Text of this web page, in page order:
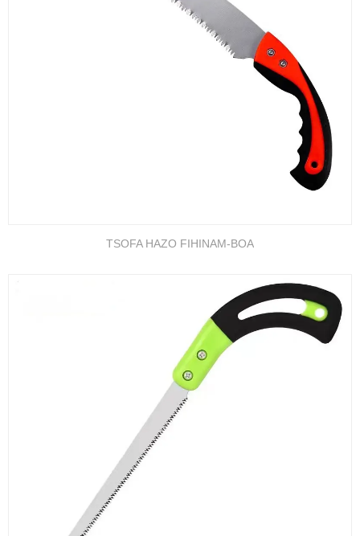
TSOFA HAZO FIHINAM-BOA